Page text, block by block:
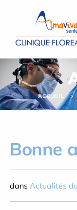
ACCUEIL
Bonne
dans Actualités